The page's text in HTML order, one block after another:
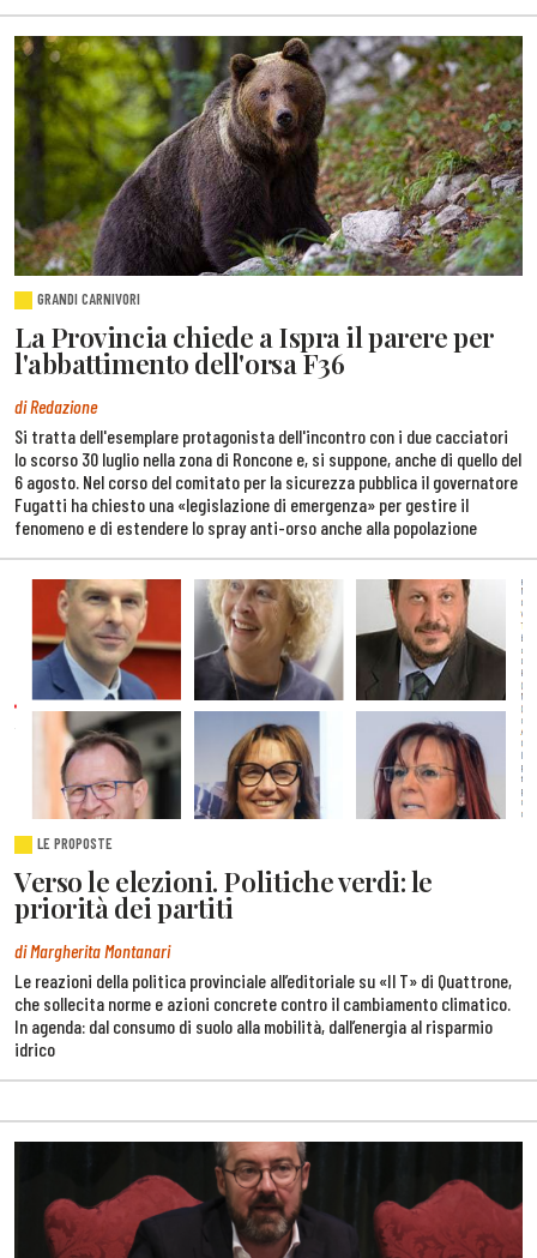
GRANDI CARNIVORI
La Provincia chiede a Ispra il parere per
l'abbattimento dell'orsa F36
di Redazione
Si tratta dell'esemplare protagonista dell'incontro con i due cacciatori
lo scorso 30 luglio nella zona di Roncone e, si suppone, anche di quello del
6 agosto. Nel corso del comitato per la sicurezza pubblica il governatore
Fugatti ha chiesto una «legislazione di emergenza» per gestire il
fenomeno e di estendere lo spray anti-orso anche alla popolazione
LE PROPOSTE
Verso le elezioni. Politiche verdi: le
priorità dei partiti
di Margherita Montanari
Le reazioni della politica provinciale all’editoriale su «Il T» di Quattrone,
che sollecita norme e azioni concrete contro il cambiamento climatico.
In agenda: dal consumo di suolo alla mobilità, dall’energia al risparmio
idrico